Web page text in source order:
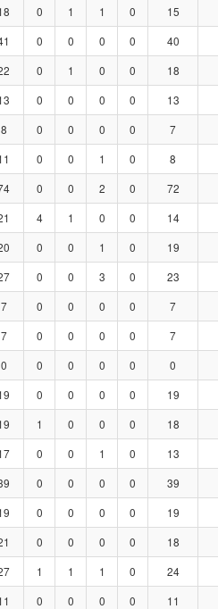
0 1 1 0 15
0 0 0 0 40
0 1 0 0 18
0 0 0 0 13
8 0 0 0 0 7
0 0 1 0 8
0 0 2 0 72
4 1 0 0 14
0 0 1 0 19
0 0 3 0 23
7 0 0 0 0 7
7 0 0 0 0 7
0 0 0 0 0 0
0 0 0 0 19
1 0 0 0 18
0 0 1 0 13
0 0 0 0 39
0 0 0 0 19
0 0 0 0 18
1 1 1 0 24
0 0 0 0 11